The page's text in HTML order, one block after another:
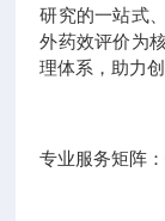
研究的一站式
外药效评价为
理体系，助力
专业服务矩阵